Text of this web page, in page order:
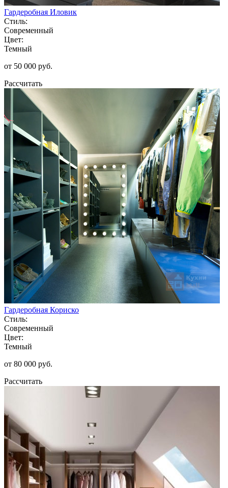
Гардеробная Иловик
Стиль:
Современный
Цвет:
Темный
от 50 000 руб.
Рассчитать
Гардеробная Кориско
Стиль:
Современный
Цвет:
Темный
от 80 000 руб.
Рассчитать